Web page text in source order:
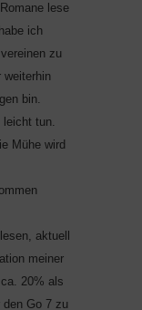
lese
ich
zu
weiterhin
bin.
leicht tun.
Mühe wird
aktuell
meiner
20% als
Go 7 zu